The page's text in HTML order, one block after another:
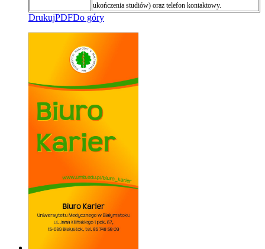
ukończenia studiów) oraz telefon kontaktowy.
DrukujPDFDo góry